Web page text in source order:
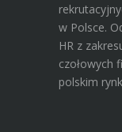
w Polsce.
HR z
czołowych
polskim